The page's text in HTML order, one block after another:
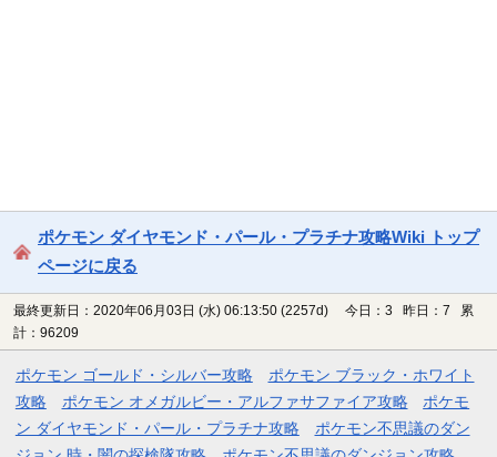
ポケモン ダイヤモンド・パール・プラチナ攻略Wiki トップ
ページに戻る
最終更新日：2020年06月03日 (水) 06:13:50 (2257d)
今日：3 昨日：7 累
計：96209
ポケモン ゴールド・シルバー攻略
ポケモン ブラック・ホワイト
攻略
ポケモン オメガルビー・アルファサファイア攻略
ポケモ
ン ダイヤモンド・パール・プラチナ攻略
ポケモン不思議のダン